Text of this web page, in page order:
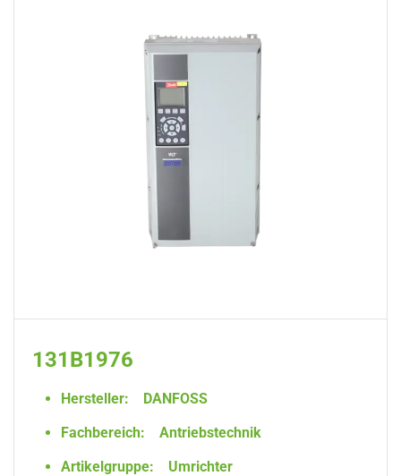
131B1976
Hersteller:
DANFOSS
Fachbereich:
Antriebstechnik
Artikelgruppe:
Umrichter